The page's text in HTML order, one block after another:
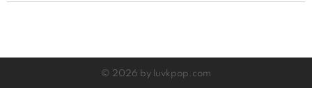
© 2026 by luvkpop.com